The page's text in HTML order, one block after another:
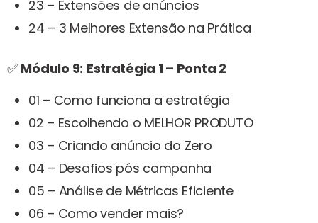
23 – Extensões de anúncios
24 – 3 Melhores Extensão na Prática
✅ Módulo 9: Estratégia 1 – Ponta 2
01 – Como funciona a estratégia
02 – Escolhendo o MELHOR PRODUTO
03 – Criando anúncio do Zero
04 – Desafios pós campanha
05 – Análise de Métricas Eficiente
06 – Como vender mais?